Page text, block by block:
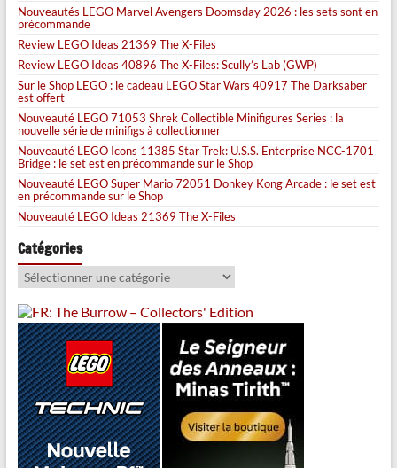
Nouveautés LEGO Marvel Avengers Doomsday 2026 : les sets sont en
précommande
Review LEGO Ideas 21369 The X-Files
Review LEGO Ideas 40896 The X-Files: Scully’s Lab (GWP)
Sur le Shop LEGO : le cadeau LEGO Star Wars 40917 The Darksaber
est offert
Nouveauté LEGO 71053 Shrek Collectible Minifigures Series : la
nouvelle série de minifigs à collectionner
Nouveauté LEGO Icons 11385 Star Trek: U.S.S. Enterprise NCC-1701
Bridge : le set est en précommande sur le Shop
Nouveauté LEGO Super Mario 72051 Donkey Kong Arcade : le set est
en précommande sur le Shop
Nouveauté LEGO Ideas 21369 The X-Files
Catégories
Catégories